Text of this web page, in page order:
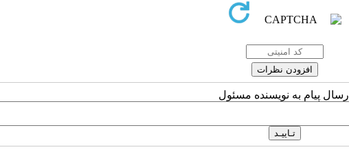
ارسال پیام به نویسنده مسئول